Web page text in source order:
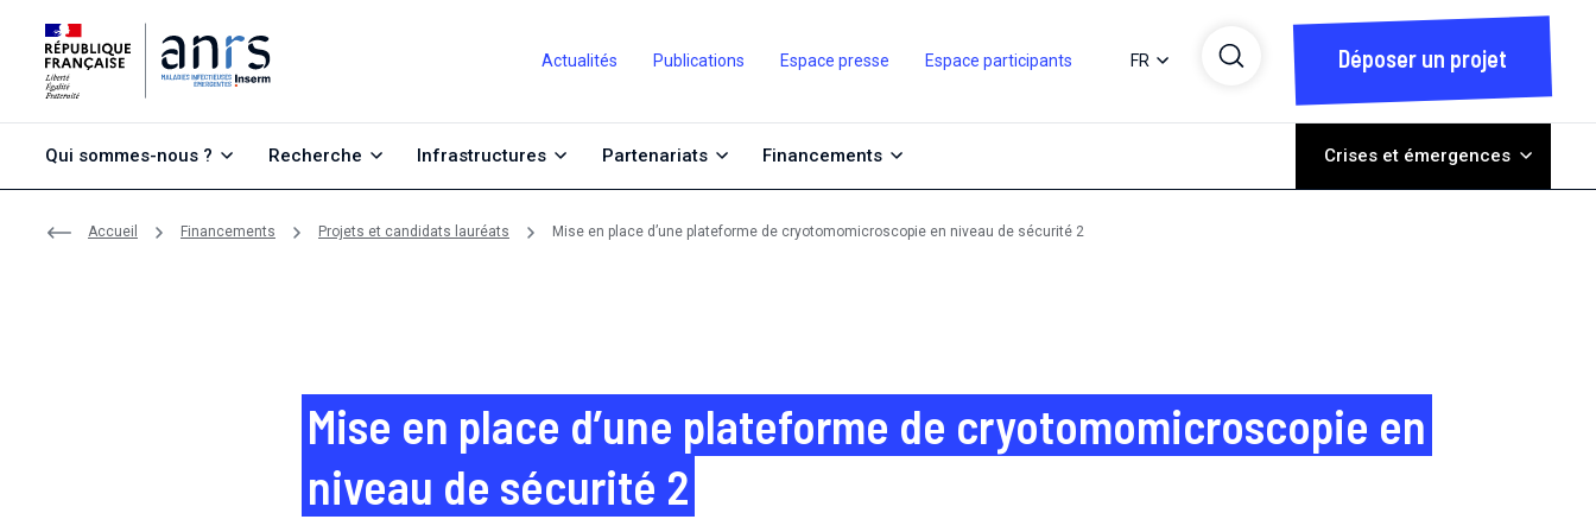
Actualités Publications Espace presse Espace participants FR Déposer un projet
Qui sommes-nous ? Recherche Infrastructures Partenariats Financements Crises et émergences
Accueil Financements Projets et candidats lauréats Mise en place d’une plateforme de cryotomomicroscopie en niveau de sécurité 2
Mise en place d’une plateforme de cryotomomicroscopie en
niveau de sécurité 2